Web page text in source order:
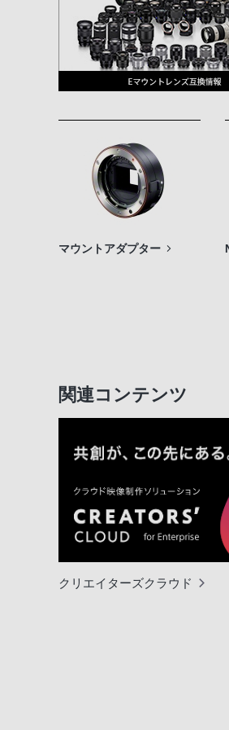
マウントアダプター
関連コンテンツ
クリエイターズクラウド